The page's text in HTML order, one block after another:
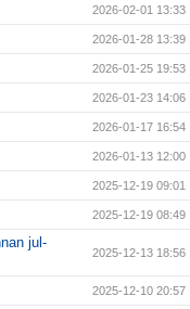
2026-02-01 13:33
2026-01-28 13:39
2026-01-25 19:53
2026-01-23 14:06
2026-01-17 16:54
2026-01-13 12:00
2025-12-19 09:01
2025-12-19 08:49
jul-
2025-12-13 18:56
2025-12-10 20:57